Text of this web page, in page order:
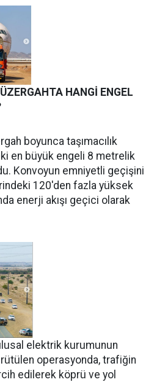
HANGİ ENGEL
boyunca taşımacılık
en büyük engeli 8 metrelik
Konvoyun emniyetli geçişini
120'den fazla yüksek
enerji akışı geçici olarak
elektrik kurumunun
operasyonda, trafiğin
edilerek köprü ve yol